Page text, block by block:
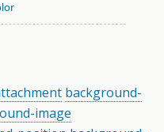
background-
image